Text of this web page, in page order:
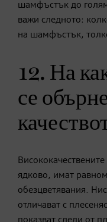
шамфъстък до
важи следното:
на шамфъстък,
12. На
се
ядково, имат
обезцветявания.
отличават с